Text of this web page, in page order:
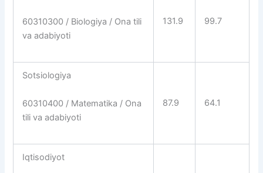
60310300 / Biologiya / Ona tili
va adabiyoti
131.9 99.7
Sotsiologiya
60310400 / Matematika / Ona
tili va adabiyoti
87.9 64.1
Iqtisodiyot